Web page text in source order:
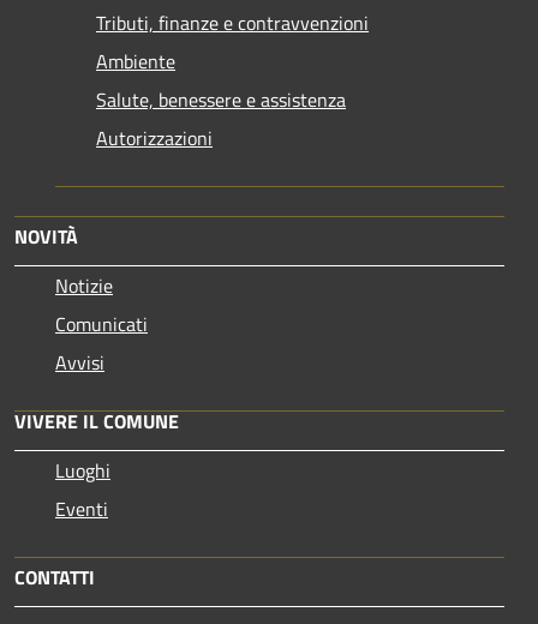
Tributi, finanze e contravvenzioni
Ambiente
Salute, benessere e assistenza
Autorizzazioni
NOVITÀ
Notizie
Comunicati
Avvisi
VIVERE IL COMUNE
Luoghi
Eventi
CONTATTI